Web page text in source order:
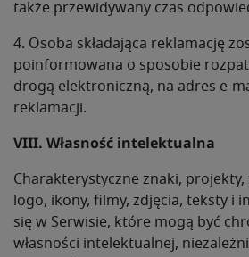
także przewidywany czas
4. Osoba składająca reklamację
poinformowana o sposobie
drogą elektroniczną, na adres e-
reklamacji.
VIII. Własność intelektualna
Charakterystyczne znaki,
logo, ikony, filmy, zdjęcia, teksty i
się w Serwisie, które mogą być
własności intelektualnej,